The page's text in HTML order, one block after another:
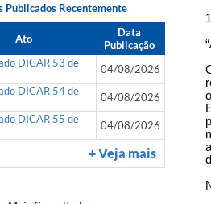
Publicados Recentemente
Ato
Data
Publicação
DICAR 53 de
04/08/2026
DICAR 54 de
04/08/2026
DICAR 55 de
04/08/2026
+ Veja mais